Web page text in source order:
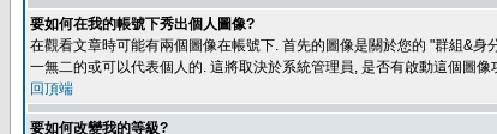
要如何在我的帳號下秀出個人圖像?
在觀看文章時可能有兩個圖像在帳號下. 首先的圖像是關於您的 "群組&
一無二的或可以代表個人的. 這將取決於系統管理員, 是否有啟動這個圖
回頂端
要如何改變我的等級?